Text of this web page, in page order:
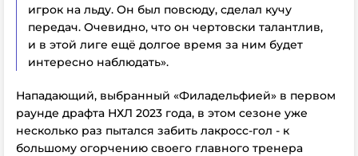
игрок на льду. Он был повсюду, сделал кучу
передач. Очевидно, что он чертовски талантлив,
и в этой лиге ещё долгое время за ним будет
интересно наблюдать».
Нападающий, выбранный «Филадельфией» в первом
раунде драфта НХЛ 2023 года, в этом сезоне уже
несколько раз пытался забить лакросс-гол - к
большому огорчению своего главного тренера